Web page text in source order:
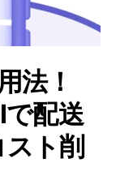
法！
配送
ト削